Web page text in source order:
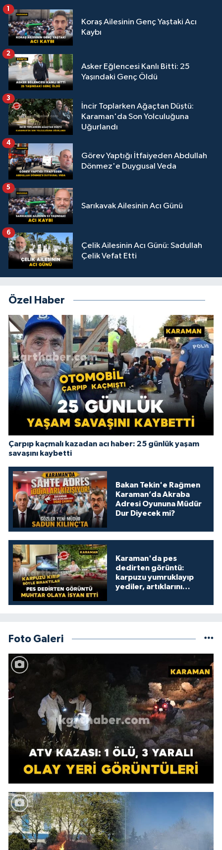
Koraş Ailesinin Genç Yaştaki Acı
Kaybı
1
Asker Eğlencesi Kanlı Bitti: 25
Yaşındaki Genç Öldü
2
İncir Toplarken Ağaçtan Düştü:
Karaman'da Son Yolculuğuna
Uğurlandı
3
Görev Yaptığı İtfaiyeden Abdullah
Dönmez'e Duygusal Veda
4
Sarıkavak Ailesinin Acı Günü
5
Çelik Ailesinin Acı Günü: Sadullah
Çelik Vefat Etti
6
Özel Haber
Çarpıp kaçmalı kazadan acı haber: 25 günlük yaşam
savaşını kaybetti
Bakan Tekin'e Rağmen
Karaman’da Akraba
Adresi Oyununa Müdür
Dur Diyecek mi?
Karaman'da pes
dedirten görüntü:
karpuzu yumruklayıp
yediler, artıklarını
Foto Galeri